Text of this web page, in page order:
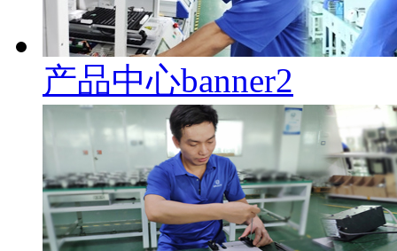
产品中心banner2